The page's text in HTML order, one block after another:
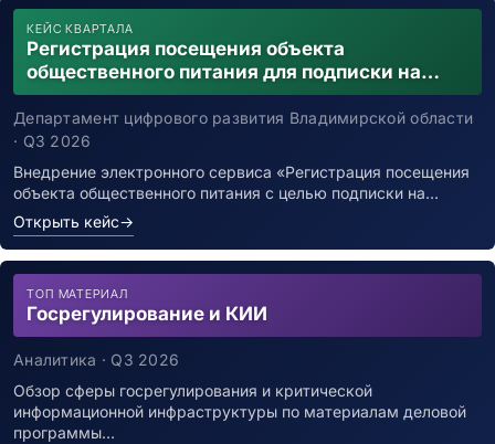
КЕЙС КВАРТАЛА
Регистрация посещения объекта
общественного питания для подписки на
уведомления о возможном контакте с
заболевшим новой коронавирусной
инфекцией
Департамент цифрового развития Владимирской области
· Q3 2026
Внедрение электронного сервиса «Регистрация посещения
объекта общественного питания с целью подписки на…
Открыть кейс→
ТОП МАТЕРИАЛ
Госрегулирование и КИИ
Аналитика · Q3 2026
Обзор сферы госрегулирования и критической
информационной инфраструктуры по материалам деловой
программы…